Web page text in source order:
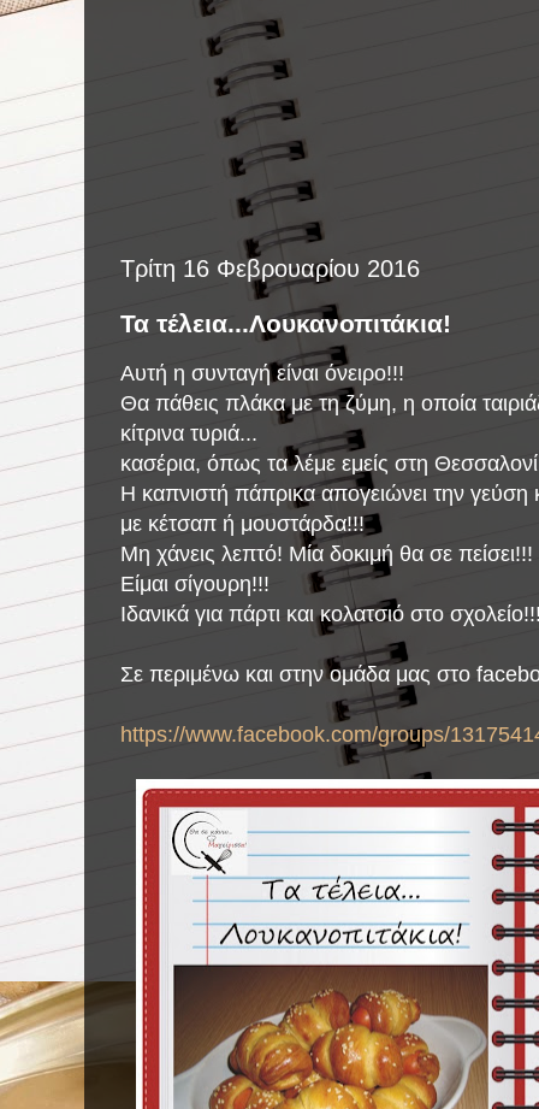
Τρίτη 16 Φεβρουαρίου 2016
Τα τέλεια...Λουκανοπιτάκια!
Αυτή η συνταγή είναι όνειρο!!!
Θα πάθεις πλάκα με τη ζύμη, η οποία
κίτρινα τυριά...
κασέρια, όπως τα λέμε εμείς στη
Η καπνιστή πάπρικα απογειώνει την γεύση
με κέτσαπ ή μουστάρδα!!!
Μη χάνεις λεπτό! Μία δοκιμή θα σε πείσει!!!
Είμαι σίγουρη!!!
Ιδανικά για πάρτι και κολατσιό στο
Σε περιμένω και στην ομάδα μας στο
https://www.facebook.com/groups/